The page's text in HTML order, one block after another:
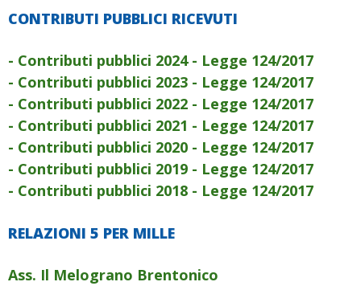
CONTRIBUTI PUBBLICI RICEVUTI
- Contributi pubblici 2024 - Legge 124/2017
- Contributi pubblici 2023 - Legge 124/2017
- Contributi pubblici 2022 - Legge 124/2017
- Contributi pubblici 2021 - Legge 124/2017
- Contributi pubblici 2020 - Legge 124/2017
- Contributi pubblici 2019 - Legge 124/2017
- Contributi pubblici 2018 - Legge 124/2017
RELAZIONI 5 PER MILLE
Ass. Il Melograno Brentonico